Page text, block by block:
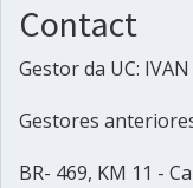
Contact
Gestor da UC:
Gestores
BR- 469, KM 11 -